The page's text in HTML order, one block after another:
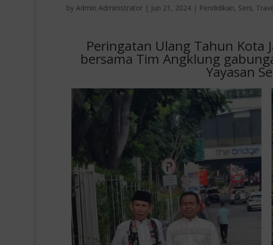
by Admin Administrator | Jun 21, 2024 | Pendidikan, Seni,
Peringatan Ulang Tahun Kota
bersama Tim Angklung
Yayasan